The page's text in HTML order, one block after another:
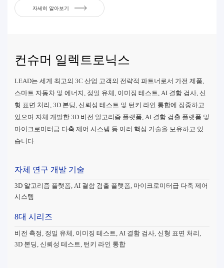
자세히 알아보기
컨슈머 일렉트로닉스
LEAD는 세계 최고의 3C 산업 고객의 전략적 파트너로서 가전 제품,
스마트 자동차 및 에너지, 정밀 유체, 이미징 테스트, AI 결함 검사, 신
형 표면 처리, 3D 본딩, 신뢰성 테스트 및 턴키 라인 통합에 집중하고
있으며 자체 개발한 3D 비전 알고리즘 플랫폼, AI 결함 검출 플랫폼 및
마이크로미터급 다축 제어 시스템 등 여러 핵심 기술을 보유하고 있
습니다.
자체 연구 개발 기술
3D 알고리즘 플랫폼, AI 결함 검출 플랫폼, 마이크로미터급 다축 제어
시스템
8대 시리즈
비전 측정, 정밀 유체, 이미징 테스트, AI 결함 검사, 신형 표면 처리,
3D 본딩, 신뢰성 테스트, 턴키 라인 통합